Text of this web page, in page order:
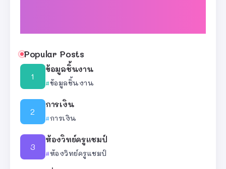
Popular Posts
ข้อมูลชิ้นงาน
ข้อมูลชิ้นงาน
การเงิน
การเงิน
ห้องวิทย์ครูแชมป์
ห้องวิทย์ครูแชมป์